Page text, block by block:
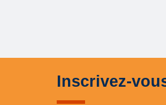
Inscrivez-